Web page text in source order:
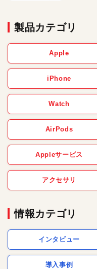
製品カテゴリ
Apple
iPhone
Watch
AirPods
Appleサービス
アクセサリ
情報カテゴリ
インタビュー
導入事例